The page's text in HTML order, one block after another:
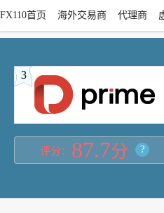
FX110首页 海外交易商 代理商
3
评分： 87.7分 ?